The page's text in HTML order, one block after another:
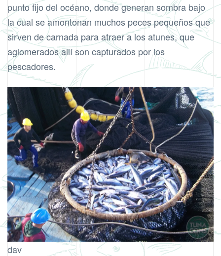
punto fijo del océano, donde generan sombra bajo
la cual se amontonan muchos peces pequeños que
sirven de carnada para atraer a los atunes, que
aglomerados allí son capturados por los
pescadores.
dav